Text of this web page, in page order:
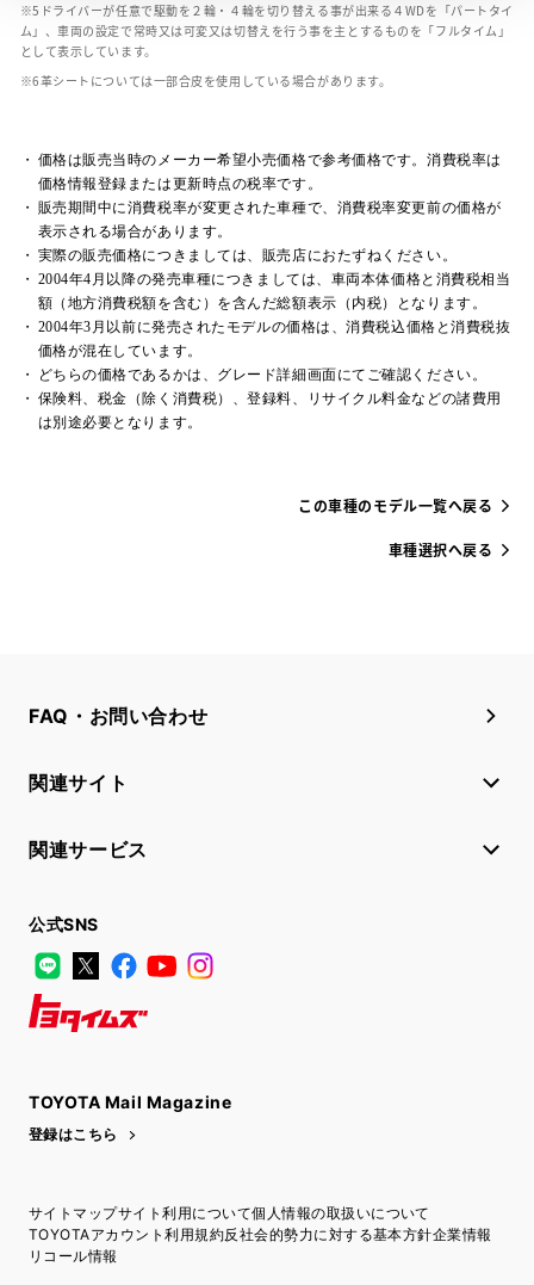
ドライバーが任意で駆動を２輪・４輪を切り替える事が出来る４WDを「パートタイ
ム」、車両の設定で常時又は可変又は切替えを行う事を主とするものを「フルタイム」
として表示しています。
革シートについては一部合皮を使用している場合があります。
価格は販売当時のメーカー希望小売価格で参考価格です。消費税率は
価格情報登録または更新時点の税率です。
販売期間中に消費税率が変更された車種で、消費税率変更前の価格が
表示される場合があります。
実際の販売価格につきましては、販売店におたずねください。
2004年4月以降の発売車種につきましては、車両本体価格と消費税相当
額（地方消費税額を含む）を含んだ総額表示（内税）となります。
2004年3月以前に発売されたモデルの価格は、消費税込価格と消費税抜
価格が混在しています。
どちらの価格であるかは、グレード詳細画面にてご確認ください。
保険料、税金（除く消費税）、登録料、リサイクル料金などの諸費用
は別途必要となります。
この車種のモデル一覧へ戻る
車種選択へ戻る
FAQ・お問い合わせ
関連サイト
関連サービス
公式SNS
LINE
X FacebookYouTube
TOYOTA Mail Magazine
登録はこちら
サイトマップサイト利用について個人情報の取扱いについて
TOYOTAアカウント利用規約反社会的勢力に対する基本方針企業情報
リコール情報